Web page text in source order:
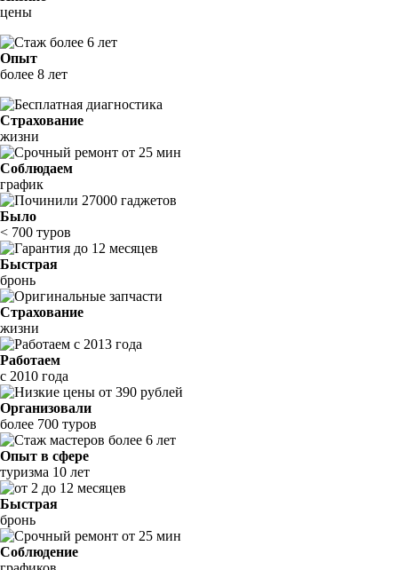
цены
Опыт
более 8 лет
Страхование
жизни
Соблюдаем
график
Было
< 700 туров
Быстрая
бронь
Страхование
жизни
Работаем
с 2010 года
Организовали
более 700 туров
Опыт в сфере
туризма 10 лет
Быстрая
бронь
Соблюдение